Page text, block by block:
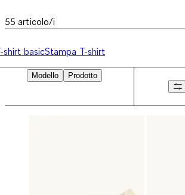
55 articolo/i
shirt basicStampa T-shirt
Modello
Prodotto